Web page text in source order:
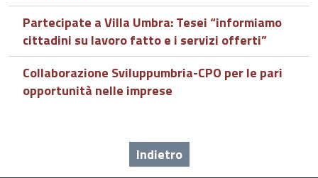
Partecipate a Villa Umbra: Tesei “informiamo
cittadini su lavoro fatto e i servizi offerti”
Collaborazione Sviluppumbria-CPO per le pari
opportunità nelle imprese
Indietro